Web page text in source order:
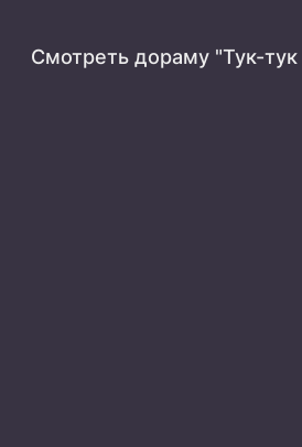
Смотреть дораму "Тук-тук